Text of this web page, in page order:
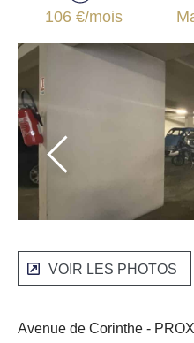
106 €/mois
VOIR LES PHOTOS
Avenue de Corinthe -